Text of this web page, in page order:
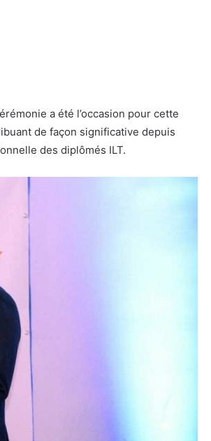
a été l’occasion pour cette
de façon significative depuis
des diplômés ILT.